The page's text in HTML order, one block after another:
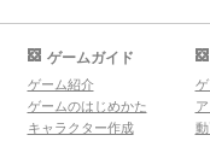
ゲームガイド
ゲーム紹介
ゲームのはじめかた
キャラクター作成